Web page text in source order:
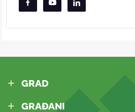
GRAD
GRAĐANI